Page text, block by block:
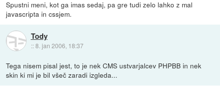
Spustni meni, kot ga imas sedaj, pa gre tudi zelo lahko z mal
javascripta in cssjem.
Tody
::8. jan 2006, 18:37
Tega nisem pisal jest, to je nek CMS ustvarjalcev PHPBB in nek
skin ki mi je bil všeč zaradi izgleda...